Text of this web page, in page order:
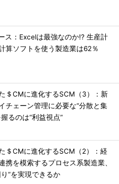
ス：Excelは最強なのか!? 生産計
算ソフトを使う製造業は62％
＄CMに進化するSCM（3）：新
チェーン管理に必要な“分散と集
るのは“利益視点”
＄CMに進化するSCM（2）：経
携を模索するプロセス系製造業、
”を実現できるか